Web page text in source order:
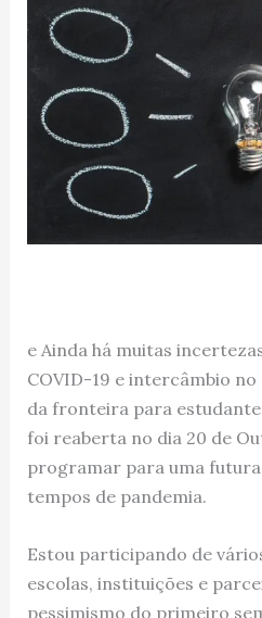
e Ainda há muitas
COVID-19 e intercâmbio
da fronteira para
foi reaberta no dia 20 de
programar para uma
tempos de pandemia.
Estou participando de
escolas, instituições e
pessimismo do primeiro